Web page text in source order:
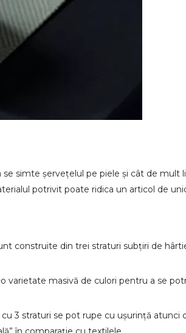
simte șervețelul pe piele și cât de mult
potrivit poate ridica un articol de
construite din trei straturi subțiri de
masivă de culori pentru a se
3 straturi se pot rupe cu ușurință